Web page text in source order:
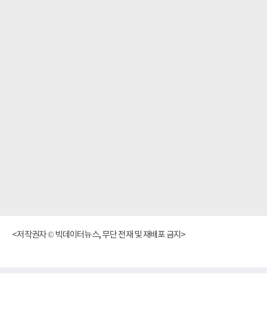
<저작권자 © 빅데이터뉴스, 무단 전재 및 재배포 금지>